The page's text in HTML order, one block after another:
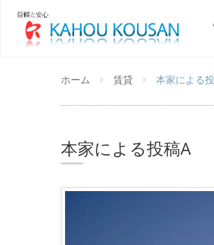
ホーム 賃貸 本家による
本家による投稿A